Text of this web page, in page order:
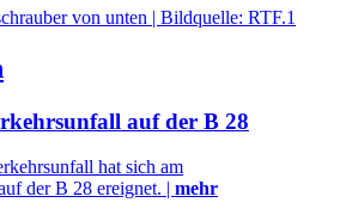
auf der B 28
hat sich am
der B 28 ereignet. | mehr